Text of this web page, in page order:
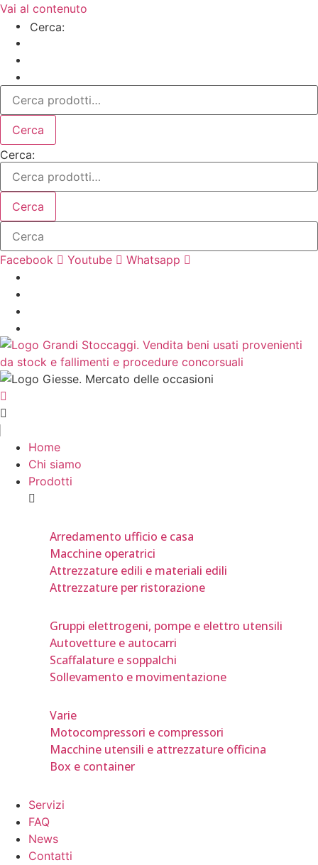
Vai al contenuto
Cerca:
Cerca
Cerca:
Cerca
Facebook Youtube Whatsapp
Home
Chi siamo
Prodotti
Arredamento ufficio e casa
Macchine operatrici
Attrezzature edili e materiali edili
Attrezzature per ristorazione
Gruppi elettrogeni, pompe e elettro utensili
Autovetture e autocarri
Scaffalature e soppalchi
Sollevamento e movimentazione
Varie
Motocompressori e compressori
Macchine utensili e attrezzature officina
Box e container
Servizi
FAQ
News
Contatti